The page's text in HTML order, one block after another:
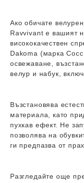
Ако обичате
Ravvivant е вашият
висококачествен
Dakoma (марка
освежаване,
велур и набук,
Възстановява
материала, като
пухкав ефект. Не
позволява на
ги предпазва от
Разгледайте още